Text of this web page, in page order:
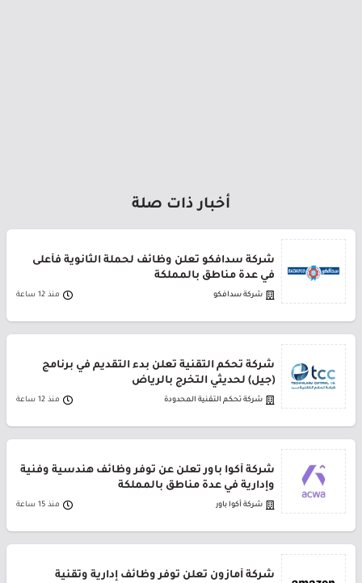
أخبار ذات صلة
شركة سدافكو تعلن وظائف لحملة الثانوية فأعلى
في عدة مناطق بالمملكة
شركة سدافكو منذ 12 ساعة
شركة تحكم التقنية تعلن بدء التقديم في برنامج
(جيل) لحديثي التخرج بالرياض
شركة تحكم التقنية المحدودة منذ 12 ساعة
شركة أكوا باور تعلن عن توفر وظائف هندسية وفنية
وإدارية في عدة مناطق بالمملكة
شركة أكوا باور منذ 15 ساعة
شركة أمازون تعلن توفر وظائف إدارية وتقنية